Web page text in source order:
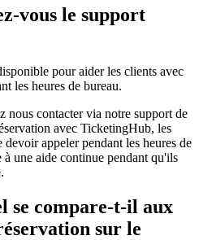
vous le support
pour aider les clients avec
les heures de bureau.
nous contacter via notre support de
avec TicketingHub, les
appeler pendant les heures de
une aide continue pendant qu'ils
se compare-t-il aux
sur le